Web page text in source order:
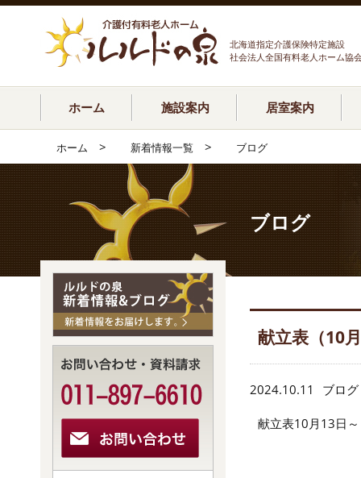
北海道指定介護保険特定施設
社会法人全国有料老人ホーム協
ホーム 施設案内 居室案内
ホーム > 新着情報一覧 > ブログ
ブログ
献立表（10
2024.10.11 ブログ
献立表10月13日～